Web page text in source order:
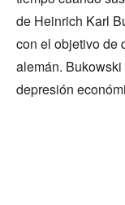
de Heinrich Karl
con el objetivo de
alemán.
depresión